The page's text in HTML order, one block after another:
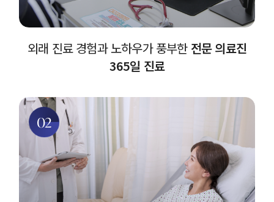
외래 진료 경험과 노하우가 풍부한 전문 의료진
365일 진료
02